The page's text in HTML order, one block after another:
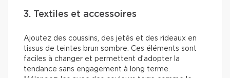
3. Textiles et accessoires
Ajoutez des coussins, des jetés et des rideaux en
tissus de teintes brun sombre. Ces éléments sont
faciles à changer et permettent d’adopter la
tendance sans engagement à long terme.